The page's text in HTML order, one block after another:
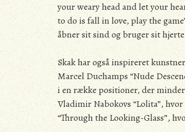
your weary head and let your
to do is fall in love, play the
åbner sit sind og bruger sit
Skak har også inspireret
Marcel Duchamps “Nude
i en række positioner, der
Vladimir Nabokovs “Lolita”,
“Through the Looking-Glass”,